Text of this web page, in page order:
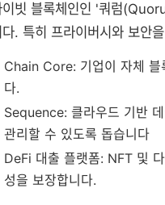
이빗 블록체인인 '쿼럼
다. 특히 프라이버시와 보안
Chain Core: 기업이 자체 블
다.
Sequence: 클라우드 기반
관리할 수 있도록 돕습니다
DeFi 대출 플랫폼: NFT 및
성을 보장합니다.